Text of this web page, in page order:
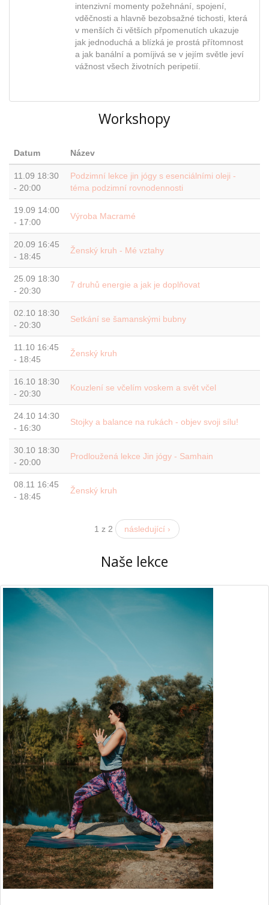
intenzivní momenty požehnání, spojení,
vděčnosti a hlavně bezobsažné tichosti, která
v menších či větších přpomenutích ukazuje
jak jednoduchá a blízká je prostá přítomnost
a jak banální a pomíjivá se v jejím světle jeví
vážnost všech životních peripetií.
Workshopy
Datum Název
11.09 18:30
- 20:00
Podzimní lekce jin jógy s esenciálními oleji -
téma podzimní rovnodennosti
19.09 14:00
- 17:00
Výroba Macramé
20.09 16:45
- 18:45
Ženský kruh - Mé vztahy
25.09 18:30
- 20:30
7 druhů energie a jak je doplňovat
02.10 18:30
- 20:30
Setkání se šamanskými bubny
11.10 16:45
- 18:45
Ženský kruh
16.10 18:30
- 20:30
Kouzlení se včelím voskem a svět včel
24.10 14:30
- 16:30
Stojky a balance na rukách - objev svoji sílu!
30.10 18:30
- 20:00
Prodloužená lekce Jin jógy - Samhain
08.11 16:45
- 18:45
Ženský kruh
1 z 2 následující ›
Naše lekce